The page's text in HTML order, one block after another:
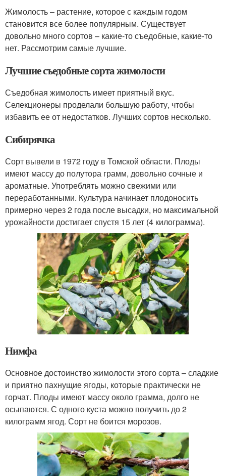
Жимолость – растение, которое с каждым годом
становится все более популярным. Существует
довольно много сортов – какие-то съедобные, какие-то
нет. Рассмотрим самые лучшие.
Лучшие съедобные сорта жимолости
Съедобная жимолость имеет приятный вкус.
Селекционеры проделали большую работу, чтобы
избавить ее от недостатков. Лучших сортов несколько.
Сибирячка
Сорт вывели в 1972 году в Томской области. Плоды
имеют массу до полутора грамм, довольно сочные и
ароматные. Употреблять можно свежими или
переработанными. Культура начинает плодоносить
примерно через 2 года после высадки, но максимальной
урожайности достигает спустя 15 лет (4 килограмма).
Нимфа
Основное достоинство жимолости этого сорта – сладкие
и приятно пахнущие ягоды, которые практически не
горчат. Плоды имеют массу около грамма, долго не
осыпаются. С одного куста можно получить до 2
килограмм ягод. Сорт не боится морозов.